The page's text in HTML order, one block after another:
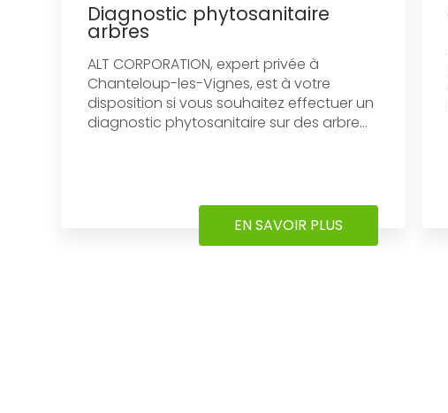
Diagnostic phytosanitaire
arbres
ALT CORPORATION, expert privée à
Chanteloup-les-Vignes, est à votre
disposition si vous souhaitez effectuer un
diagnostic phytosanitaire sur des arbre...
EN SAVOIR PLUS